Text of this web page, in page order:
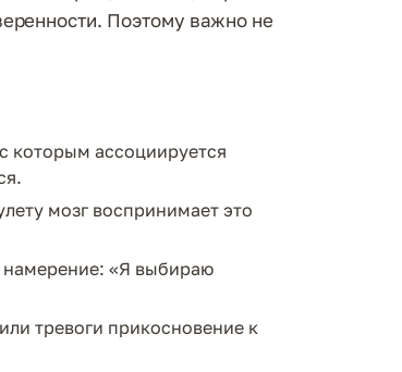
Поэтому важно не
которым ассоциируется
мозг воспринимает это
«Я выбираю
тревоги прикосновение к